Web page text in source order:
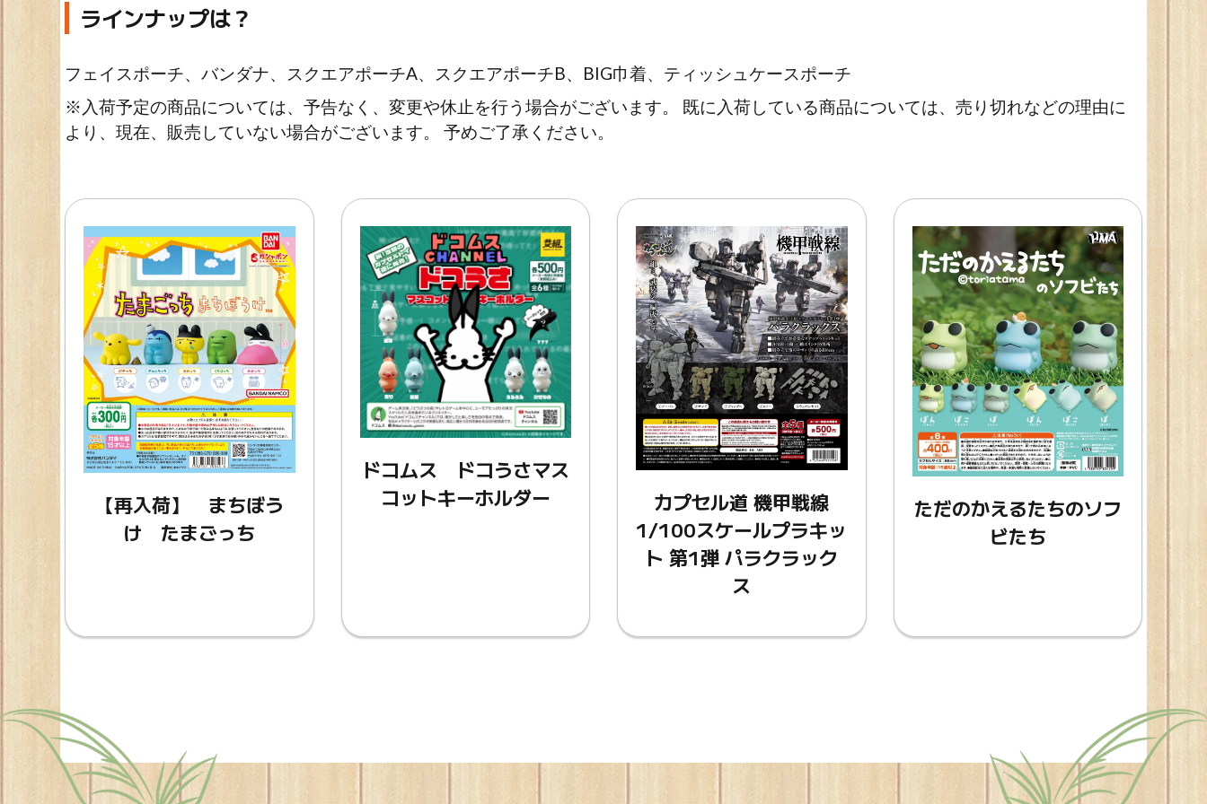
ラインナップは？
フェイスポーチ、バンダナ、スクエアポーチA、スクエアポーチB、BIG巾着、ティッシュケースポーチ
※入荷予定の商品については、予告なく、変更や休止を行う場合がございます。 既に入荷している商品については、売り切れなどの理由に
より、現在、販売していない場合がございます。 予めご了承ください。
【再入荷】 まちぼう
け たまごっち
ドコムス ドコうさマス
コットキーホルダー
カプセル道 機甲戦線
1/100スケールプラキッ
ト 第1弾 パラクラック
ス
ただのかえるたちのソフ
ビたち